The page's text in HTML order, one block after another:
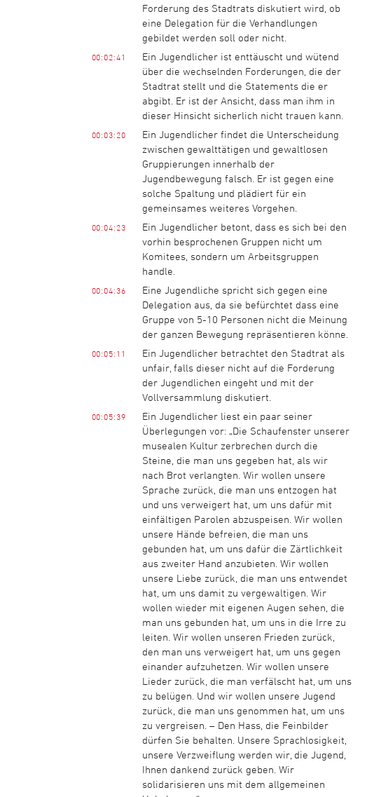
Forderung des Stadtrats diskutiert wird, ob
eine Delegation für die Verhandlungen
gebildet werden soll oder nicht.
00:02:41
Ein Jugendlicher ist enttäuscht und wütend
über die wechselnden Forderungen, die der
Stadtrat stellt und die Statements die er
abgibt. Er ist der Ansicht, dass man ihm in
dieser Hinsicht sicherlich nicht trauen kann.
00:03:20
Ein Jugendlicher findet die Unterscheidung
zwischen gewalttätigen und gewaltlosen
Gruppierungen innerhalb der
Jugendbewegung falsch. Er ist gegen eine
solche Spaltung und plädiert für ein
gemeinsames weiteres Vorgehen.
00:04:23
Ein Jugendlicher betont, dass es sich bei den
vorhin besprochenen Gruppen nicht um
Komitees, sondern um Arbeitsgruppen
handle.
00:04:36
Eine Jugendliche spricht sich gegen eine
Delegation aus, da sie befürchtet dass eine
Gruppe von 5-10 Personen nicht die Meinung
der ganzen Bewegung repräsentieren könne.
00:05:11
Ein Jugendlicher betrachtet den Stadtrat als
unfair, falls dieser nicht auf die Forderung
der Jugendlichen eingeht und mit der
Vollversammlung diskutiert.
00:05:39
Ein Jugendlicher liest ein paar seiner
Überlegungen vor: „Die Schaufenster unserer
musealen Kultur zerbrechen durch die
Steine, die man uns gegeben hat, als wir
nach Brot verlangten. Wir wollen unsere
Sprache zurück, die man uns entzogen hat
und uns verweigert hat, um uns dafür mit
einfältigen Parolen abzuspeisen. Wir wollen
unsere Hände befreien, die man uns
gebunden hat, um uns dafür die Zärtlichkeit
aus zweiter Hand anzubieten. Wir wollen
unsere Liebe zurück, die man uns entwendet
hat, um uns damit zu vergewaltigen. Wir
wollen wieder mit eigenen Augen sehen, die
man uns gebunden hat, um uns in die Irre zu
leiten. Wir wollen unseren Frieden zurück,
den man uns verweigert hat, um uns gegen
einander aufzuhetzen. Wir wollen unsere
Lieder zurück, die man verfälscht hat, um uns
zu belügen. Und wir wollen unsere Jugend
zurück, die man uns genommen hat, um uns
zu vergreisen. – Den Hass, die Feinbilder
dürfen Sie behalten. Unsere Sprachlosigkeit,
unsere Verzweiflung werden wir, die Jugend,
Ihnen dankend zurück geben. Wir
solidarisieren uns mit dem allgemeinen